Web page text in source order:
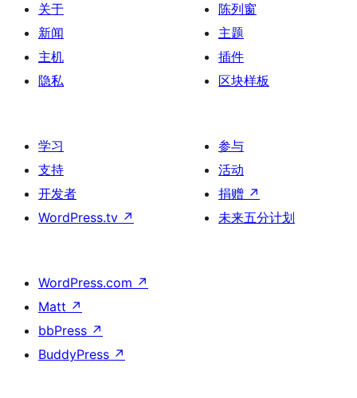
关于
新闻
主机
隐私
陈列窗
主题
插件
区块样板
学习
支持
开发者
WordPress.tv ↗
参与
活动
捐赠 ↗
未来五分计划
WordPress.com ↗
Matt ↗
bbPress ↗
BuddyPress ↗